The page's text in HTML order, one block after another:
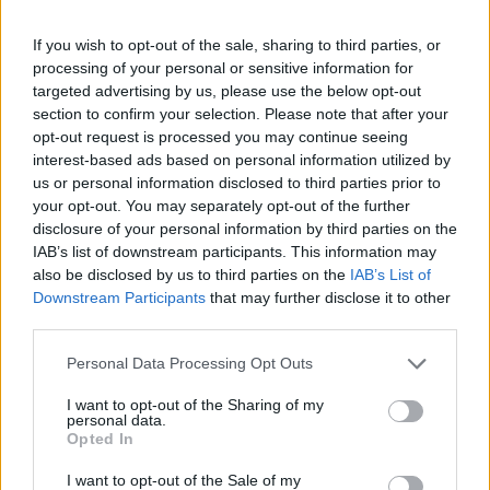
If you wish to opt-out of the sale, sharing to third parties, or
processing of your personal or sensitive information for
targeted advertising by us, please use the below opt-out
section to confirm your selection. Please note that after your
opt-out request is processed you may continue seeing
interest-based ads based on personal information utilized by
us or personal information disclosed to third parties prior to
your opt-out. You may separately opt-out of the further
disclosure of your personal information by third parties on the
IAB’s list of downstream participants. This information may
also be disclosed by us to third parties on the IAB’s List of
Downstream Participants that may further disclose it to other
Please note that this website/app uses one or more Google
not limited to your visit or usage behaviour. You may click to
grant or deny consent to Google and its third-party tags to
use your data for below specified purposes in below Google
consent section.
Personal Data Processing Opt Outs
I want to opt-out of the Sharing of my
personal data.
Opted In
I want to opt-out of the Sale of my
konzervatív média részéről.
Végül a zsidó demokraták közül 11-et rávett
arra, hogy csatlakozzon a nyilatkozathoz. A
többiek: Jake Auchincloss Massachusettsből,
Ted Deutch, Lois Frankel és Debbie
Wasserman Schultz Floridából, Josh
Gottheimer New Jerseyből, Elaine Luria
Virginiából, Kathy Manning Észak-Karolinából,
Jerry Nadler New Yorkból, Kim Schrier
Washingtonból, Brad Sherman Kaliforniából és
Dean Phillips Minnesotából, akinek
Minneapolis környéki kerülete szomszédos
Omaréval.